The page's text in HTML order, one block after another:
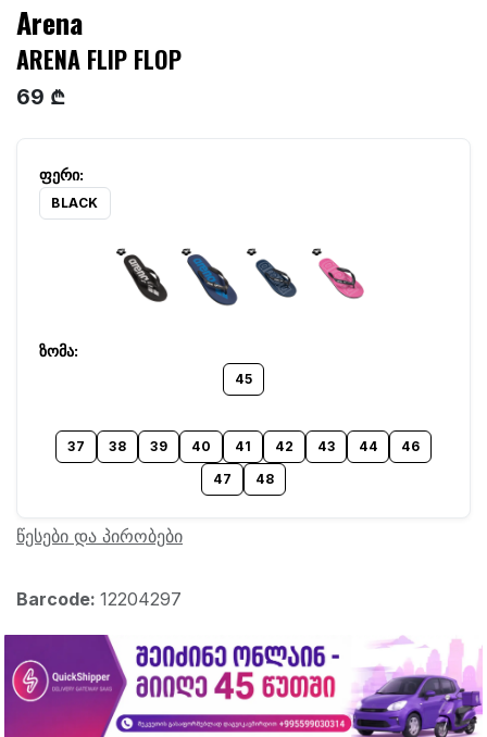
Arena
ARENA FLIP FLOP
69 ₾
BLACK
45
37 38 39 40 41 42 43 44
46
47
48
წესები და პირობები
Barcode: 12204297